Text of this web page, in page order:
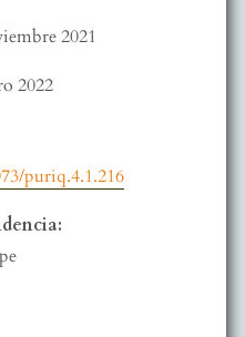
2021
2022
puriq.4.1.216